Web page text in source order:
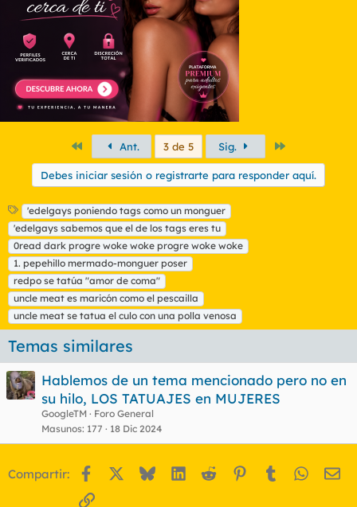
PrimeroAnt. 3 de 5 Sig.
Debes iniciar sesión o registrarte para responder aquí.
E
t
i
q
u
e
t
a
s
'edelgays poniendo tags como un monguer
'edelgays sabemos que el de los tags eres tu
0read dark progre woke woke progre woke woke
1. pepehillo mermado-monguer poser
redpo se tatúa "amor de coma"
uncle meat es maricón como el pescailla
uncle meat se tatua el culo con una polla venosa
Temas similares
Hablemos de un tema mencionado pero no en
su hilo, LOS TATUAJES en MUJERES
GoogleTM
Foro General
Masunos 177 18 Dic 2024
Compartir: Facebook BlueskyLinkedIn
Reddit Pinterest
Tumblr
Enlace